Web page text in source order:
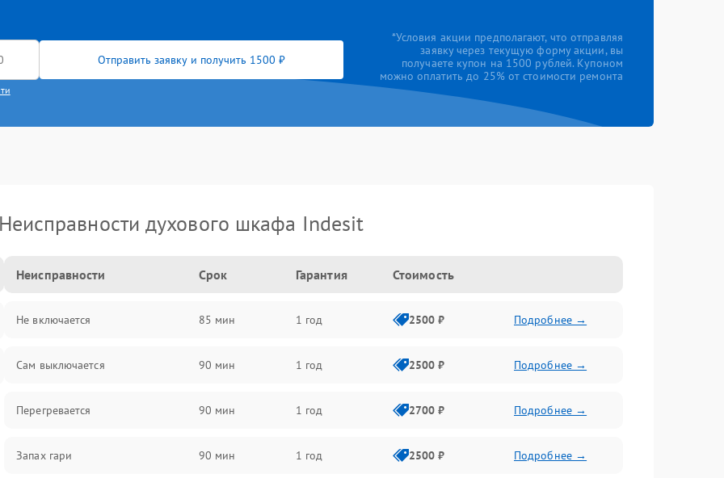
Отправить заявку и получить 1500 ₽
*Условия акции предполагают, что отправляя
заявку через текущую форму акции, вы
получаете купон на 1500 рублей. Купоном
можно оплатить до 25% от стоимости ремонта
Неисправности духового шкафа Indesit
Неисправности Срок Гарантия Стоимость
Не включается 85 мин 1 год 2500 ₽ Подробнее →
Сам выключается 90 мин 1 год 2500 ₽ Подробнее →
Перегревается 90 мин 1 год 2700 ₽ Подробнее →
Запах гари 90 мин 1 год 2500 ₽ Подробнее →